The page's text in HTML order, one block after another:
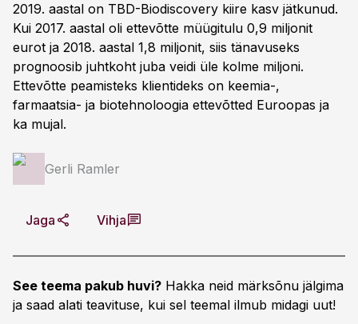
2019. aastal on TBD-Biodiscovery kiire kasv jätkunud.
Kui 2017. aastal oli ettevõtte müügitulu 0,9 miljonit
eurot ja 2018. aastal 1,8 miljonit, siis tänavuseks
prognoosib juhtkoht juba veidi üle kolme miljoni.
Ettevõtte peamisteks klientideks on keemia-,
farmaatsia- ja biotehnoloogia ettevõtted Euroopas ja
ka mujal.
Gerli Ramler
Jaga Vihja
See teema pakub huvi? Hakka neid märksõnu jälgima
ja saad alati teavituse, kui sel teemal ilmub midagi uut!